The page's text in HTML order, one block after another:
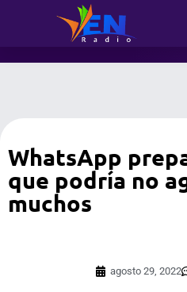
WhatsApp
que podría no
muchos
agosto 29, 2022